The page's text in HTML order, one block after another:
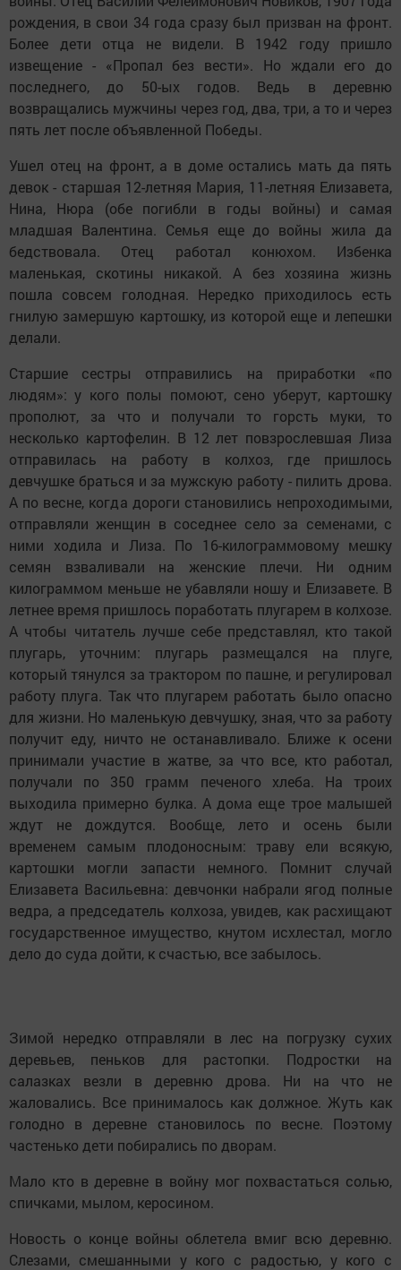
рождения, в свои 34 года сразу был призван на фронт.
Более дети отца не видели. В 1942 году пришло
извещение - «Пропал без вести». Но ждали его до
последнего, до 50-ых годов. Ведь в деревню
возвращались мужчины через год, два, три, а то и через
пять лет после объявленной Победы.
Ушел отец на фронт, а в доме остались мать да пять
девок - старшая 12-летняя Мария, 11-летняя Елизавета,
Нина, Нюра (обе погибли в годы войны) и самая
младшая Валентина. Семья еще до войны жила да
бедствовала. Отец работал конюхом. Избенка
маленькая, скотины никакой. А без хозяина жизнь
пошла совсем голодная. Нередко приходилось есть
гнилую замершую картошку, из которой еще и лепешки
делали.
Старшие сестры отправились на приработки «по
людям»: у кого полы помоют, сено уберут, картошку
прополют, за что и получали то горсть муки, то
несколько картофелин. В 12 лет повзрослевшая Лиза
отправилась на работу в колхоз, где пришлось
девчушке браться и за мужскую работу - пилить дрова.
А по весне, когда дороги становились непроходимыми,
отправляли женщин в соседнее село за семенами, с
ними ходила и Лиза. По 16-килограммовому мешку
семян взваливали на женские плечи. Ни одним
килограммом меньше не убавляли ношу и Елизавете. В
летнее время пришлось поработать плугарем в колхозе.
А чтобы читатель лучше себе представлял, кто такой
плугарь, уточним: плугарь размещался на плуге,
который тянулся за трактором по пашне, и регулировал
работу плуга. Так что плугарем работать было опасно
для жизни. Но маленькую девчушку, зная, что за работу
получит еду, ничто не останавливало. Ближе к осени
принимали участие в жатве, за что все, кто работал,
получали по 350 грамм печеного хлеба. На троих
выходила примерно булка. А дома еще трое малышей
ждут не дождутся. Вообще, лето и осень были
временем самым плодоносным: траву ели всякую,
картошки могли запасти немного. Помнит случай
Елизавета Васильевна: девчонки набрали ягод полные
ведра, а председатель колхоза, увидев, как расхищают
государственное имущество, кнутом исхлестал, могло
дело до суда дойти, к счастью, все забылось.
Зимой нередко отправляли в лес на погрузку сухих
деревьев, пеньков для растопки. Подростки на
салазках везли в деревню дрова. Ни на что не
жаловались. Все принималось как должное. Жуть как
голодно в деревне становилось по весне. Поэтому
частенько дети побирались по дворам.
Мало кто в деревне в войну мог похвастаться солью,
спичками, мылом, керосином.
Новость о конце войны облетела вмиг всю деревню.
Слезами, смешанными у кого с радостью, у кого с